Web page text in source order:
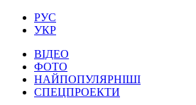
РУС
УКР
ВІДЕО
ФОТО
НАЙПОПУЛЯРНІШІ
СПЕЦПРОЕКТИ